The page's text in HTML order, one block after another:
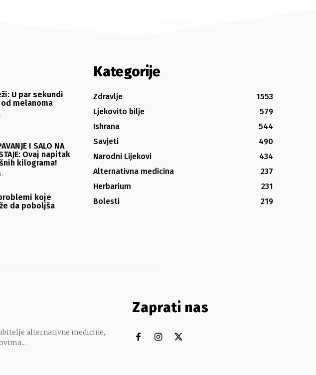
U par sekundi
melanoma
I SALO NA
Ovaj napitak
kilograma!
koje
da poboljša
Kategorije
Zdravlje
1553
Ljekovito bilje
579
Ishrana
544
Savjeti
490
Narodni Lijekovi
434
Alternativna medicina
237
Herbarium
231
Bolesti
219
alternativne medicine,
Zaprati nas